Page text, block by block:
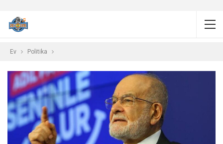
Ev Politika